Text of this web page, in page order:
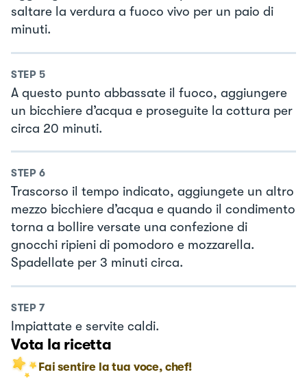
saltare la verdura a fuoco vivo per un paio di
minuti.
STEP 5
A questo punto abbassate il fuoco, aggiungere
un bicchiere d’acqua e proseguite la cottura per
circa 20 minuti.
STEP 6
Trascorso il tempo indicato, aggiungete un altro
mezzo bicchiere d’acqua e quando il condimento
torna a bollire versate una confezione di
gnocchi ripieni di pomodoro e mozzarella.
Spadellate per 3 minuti circa.
STEP 7
Impiattate e servite caldi.
Vota la ricetta
Fai sentire la tua voce, chef!